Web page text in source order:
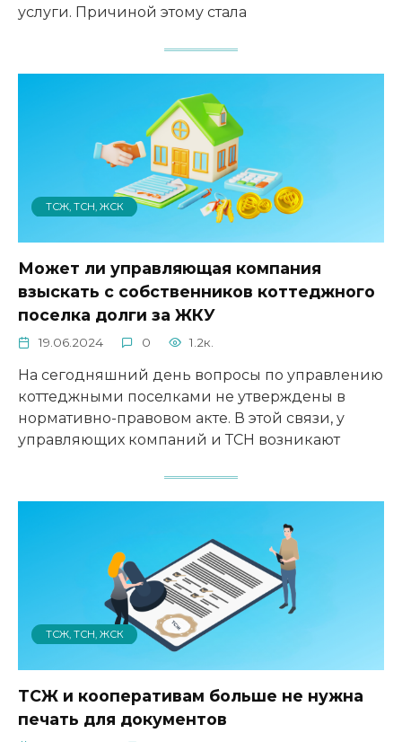
услуги. Причиной этому стала
ТСЖ, ТСН, ЖСК
Может ли управляющая компания
взыскать с собственников коттеджного
поселка долги за ЖКУ
19.06.2024 0 1.2к.
На сегодняшний день вопросы по управлению
коттеджными поселками не утверждены в
нормативно-правовом акте. В этой связи, у
управляющих компаний и ТСН возникают
ТСЖ, ТСН, ЖСК
ТСЖ и кооперативам больше не нужна
печать для документов